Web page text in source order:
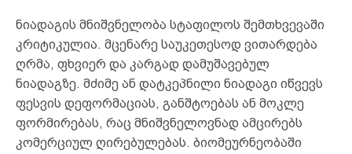
ნიადაგის მნიშვნელობა სტაფილოს შემთხვევაში
კრიტიკულია. მცენარე საუკეთესოდ ვითარდება
ღრმა, ფხვიერ და კარგად დამუშავებულ
ნიადაგზე. მძიმე ან დატკეპნილი ნიადაგი იწვევს
ფესვის დეფორმაციას, განშტოებას ან მოკლე
ფორმირებას, რაც მნიშვნელოვნად ამცირებს
კომერციულ ღირებულებას. ბიომეურნეობაში